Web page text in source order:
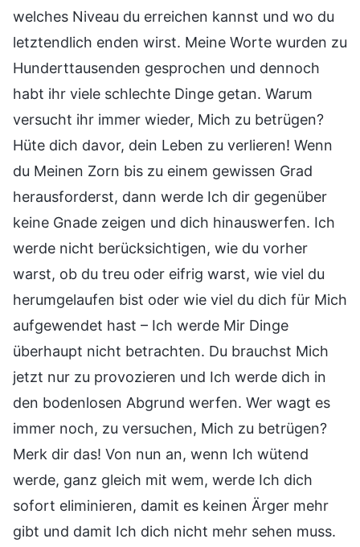
welches Niveau du erreichen kannst und wo du
letztendlich enden wirst. Meine Worte wurden zu
Hunderttausenden gesprochen und dennoch
habt ihr viele schlechte Dinge getan. Warum
versucht ihr immer wieder, Mich zu betrügen?
Hüte dich davor, dein Leben zu verlieren! Wenn
du Meinen Zorn bis zu einem gewissen Grad
herausforderst, dann werde Ich dir gegenüber
keine Gnade zeigen und dich hinauswerfen. Ich
werde nicht berücksichtigen, wie du vorher
warst, ob du treu oder eifrig warst, wie viel du
herumgelaufen bist oder wie viel du dich für Mich
aufgewendet hast – Ich werde Mir Dinge
überhaupt nicht betrachten. Du brauchst Mich
jetzt nur zu provozieren und Ich werde dich in
den bodenlosen Abgrund werfen. Wer wagt es
immer noch, zu versuchen, Mich zu betrügen?
Merk dir das! Von nun an, wenn Ich wütend
werde, ganz gleich mit wem, werde Ich dich
sofort eliminieren, damit es keinen Ärger mehr
gibt und damit Ich dich nicht mehr sehen muss.